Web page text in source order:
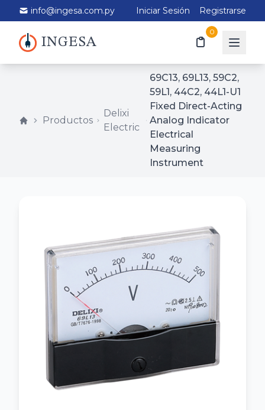
info@ingesa.com.py Iniciar Sesión Registrarse
INGESA
0
Productos
Delixi
Electric
69C13, 69L13, 59C2,
59L1, 44C2, 44L1-U1
Fixed Direct-Acting
Analog Indicator
Electrical
Measuring
Instrument